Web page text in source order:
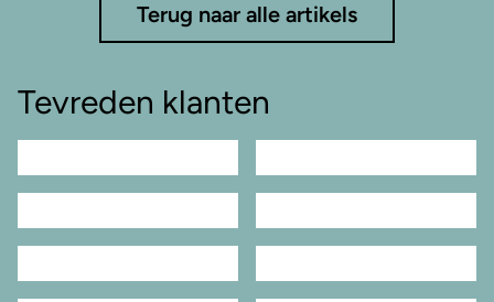
Terug naar alle artikels
Tevreden klanten